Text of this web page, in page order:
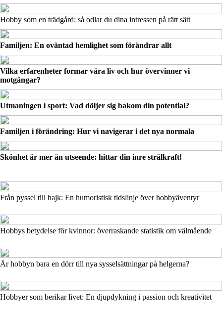
Hobby som en trädgård: så odlar du dina intressen på rätt sätt
Familjen: En oväntad hemlighet som förändrar allt
Vilka erfarenheter formar våra liv och hur övervinner vi
motgångar?
Utmaningen i sport: Vad döljer sig bakom din potential?
Familjen i förändring: Hur vi navigerar i det nya normala
Skönhet är mer än utseende: hittar din inre strålkraft!
Från pyssel till hajk: En humoristisk tidslinje över hobbyäventyr
Hobbys betydelse för kvinnor: överraskande statistik om välmående
Är hobbyn bara en dörr till nya sysselsättningar på helgerna?
Hobbyer som berikar livet: En djupdykning i passion och kreativitet